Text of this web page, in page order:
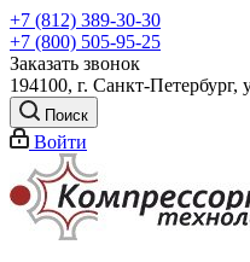
+7 (812) 389-30-30
+7 (800) 505-95-25
Заказать звонок
194100, г. Санкт-Петербург,
Поиск
Войти